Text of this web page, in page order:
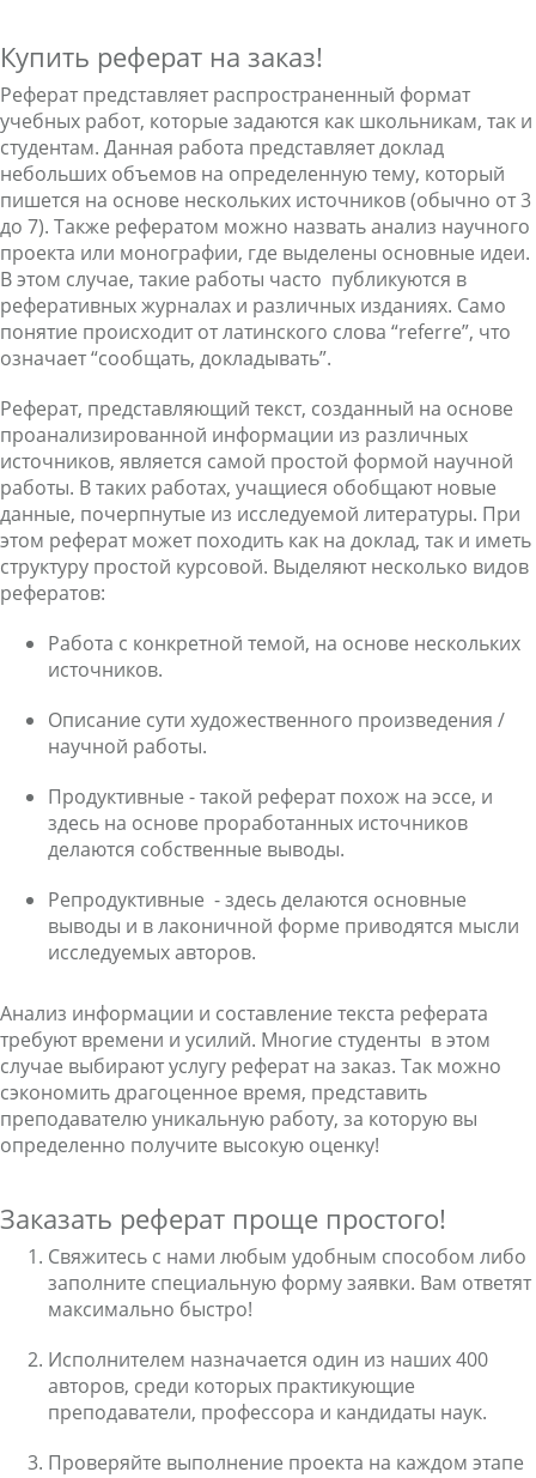
Купить реферат на заказ!
Реферат представляет распространенный формат
учебных работ, которые задаются как школьникам, так и
студентам. Данная работа представляет доклад
небольших объемов на определенную тему, который
пишется на основе нескольких источников (обычно от 3
до 7). Также рефератом можно назвать анализ научного
проекта или монографии, где выделены основные идеи.
В этом случае, такие работы часто публикуются в
реферативных журналах и различных изданиях. Само
понятие происходит от латинского слова “referre”, что
означает “сообщать, докладывать”.
Реферат, представляющий текст, созданный на основе
проанализированной информации из различных
источников, является самой простой формой научной
работы. В таких работах, учащиеся обобщают новые
данные, почерпнутые из исследуемой литературы. При
этом реферат может походить как на доклад, так и иметь
структуру простой курсовой. Выделяют несколько видов
рефератов:
Работа с конкретной темой, на основе нескольких
источников.
Описание сути художественного произведения /
научной работы.
Продуктивные - такой реферат похож на эссе, и
здесь на основе проработанных источников
делаются собственные выводы.
Репродуктивные - здесь делаются основные
выводы и в лаконичной форме приводятся мысли
исследуемых авторов.
Анализ информации и составление текста реферата
требуют времени и усилий. Многие студенты в этом
случае выбирают услугу реферат на заказ. Так можно
сэкономить драгоценное время, представить
преподавателю уникальную работу, за которую вы
определенно получите высокую оценку!
Заказать реферат проще простого!
Свяжитесь с нами любым удобным способом либо
заполните специальную форму заявки. Вам ответят
максимально быстро!
Исполнителем назначается один из наших 400
авторов, среди которых практикующие
преподаватели, профессора и кандидаты наук.
Проверяйте выполнение проекта на каждом этапе